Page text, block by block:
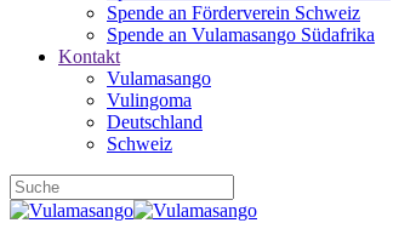
Spende an Förderverein Schweiz
Spende an Vulamasango Südafrika
Kontakt
Vulamasango
Vulingoma
Deutschland
Schweiz